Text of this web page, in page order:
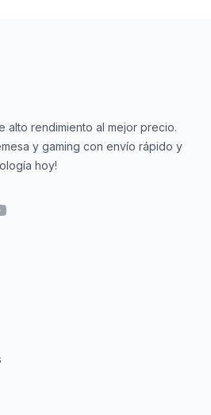
alto rendimiento al mejor precio.
y gaming con envío rápido y
hoy!